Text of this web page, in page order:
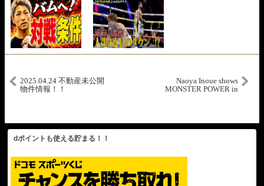
2025.04.24 不動産未公開
物件情報！！
Naoya Inoue shows
MONSTER POWER in
dポイントも使える貯まる！！